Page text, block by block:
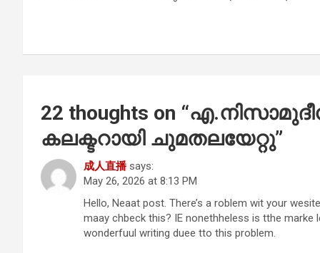
22 thoughts on “
കലക്ടറായി ചുമതലയേറ്റു”
成人直播 says:
May 26, 2026 at 8:13 PM
Hello, Neaat post. There’s a roblem wit your
maay chbeck this? IE nonethheless is tthe
wonderfuul writing duee tto this problem.